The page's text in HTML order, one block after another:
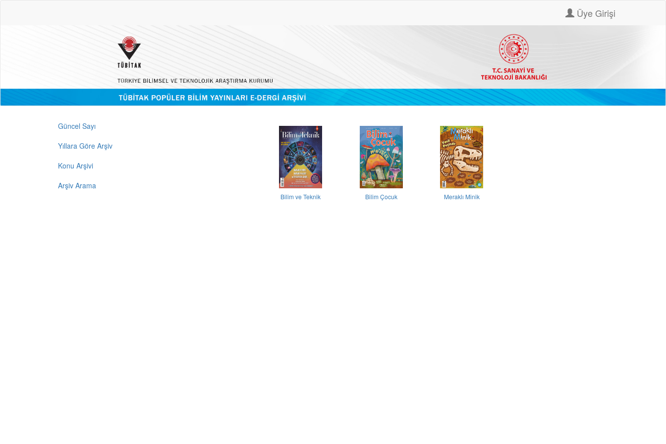
Üye Girişi
Güncel Sayı
Yıllara Göre Arşiv
Konu Arşivi
Arşiv Arama
Bilim ve Teknik Bilim Çocuk Meraklı Minik